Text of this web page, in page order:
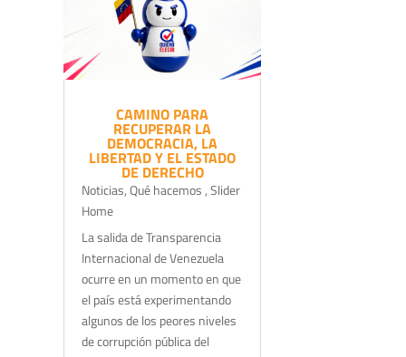
CAMINO PARA
RECUPERAR LA
DEMOCRACIA, LA
LIBERTAD Y EL ESTADO
DE DERECHO
Noticias,Qué hacemos ,Slider
Home
La salida de Transparencia
Internacional de Venezuela
ocurre en un momento en que
el país está experimentando
algunos de los peores niveles
de corrupción pública del